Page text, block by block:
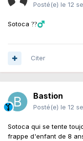
Posté(e) le 12
Sotoca ??‍♂️
Citer
Bastion
Posté(e) le 12
Sotoca qui se tente
frappe d'enfant de 8